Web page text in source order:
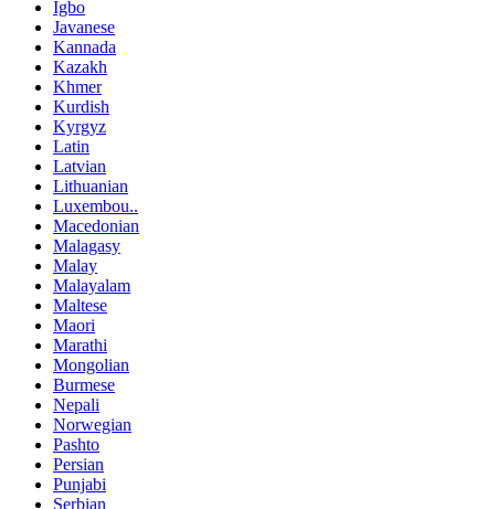
Igbo
Javanese
Kannada
Kazakh
Khmer
Kurdish
Kyrgyz
Latin
Latvian
Lithuanian
Luxembou..
Macedonian
Malagasy
Malay
Malayalam
Maltese
Maori
Marathi
Mongolian
Burmese
Nepali
Norwegian
Pashto
Persian
Punjabi
Serbian